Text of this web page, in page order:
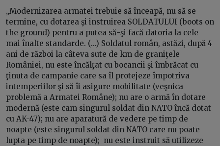
„Modernizarea armatei trebuie să înceapă, nu să se
termine, cu dotarea şi instruirea SOLDATULUI (boots on
the ground) pentru a putea să-şi facă datoria la cele
mai înalte standarde. (...) Soldatul român, astăzi, după 4
ani de război la câteva sute de km de graniţele
României, nu este încălţat cu bocancii şi îmbrăcat cu
ţinuta de campanie care sa îl protejeze împotriva
intemperiilor şi să îi asigure mobilitate (veşnica
problemă a Armatei Române); nu are o armă în dotare
modernă (este cam singurul soldat din NATO încă dotat
cu AK-47); nu are aparatură de vedere pe timp de
noapte (este singurul soldat din NATO care nu poate
lupta pe timp de noapte); nu este instruit să utilizeze